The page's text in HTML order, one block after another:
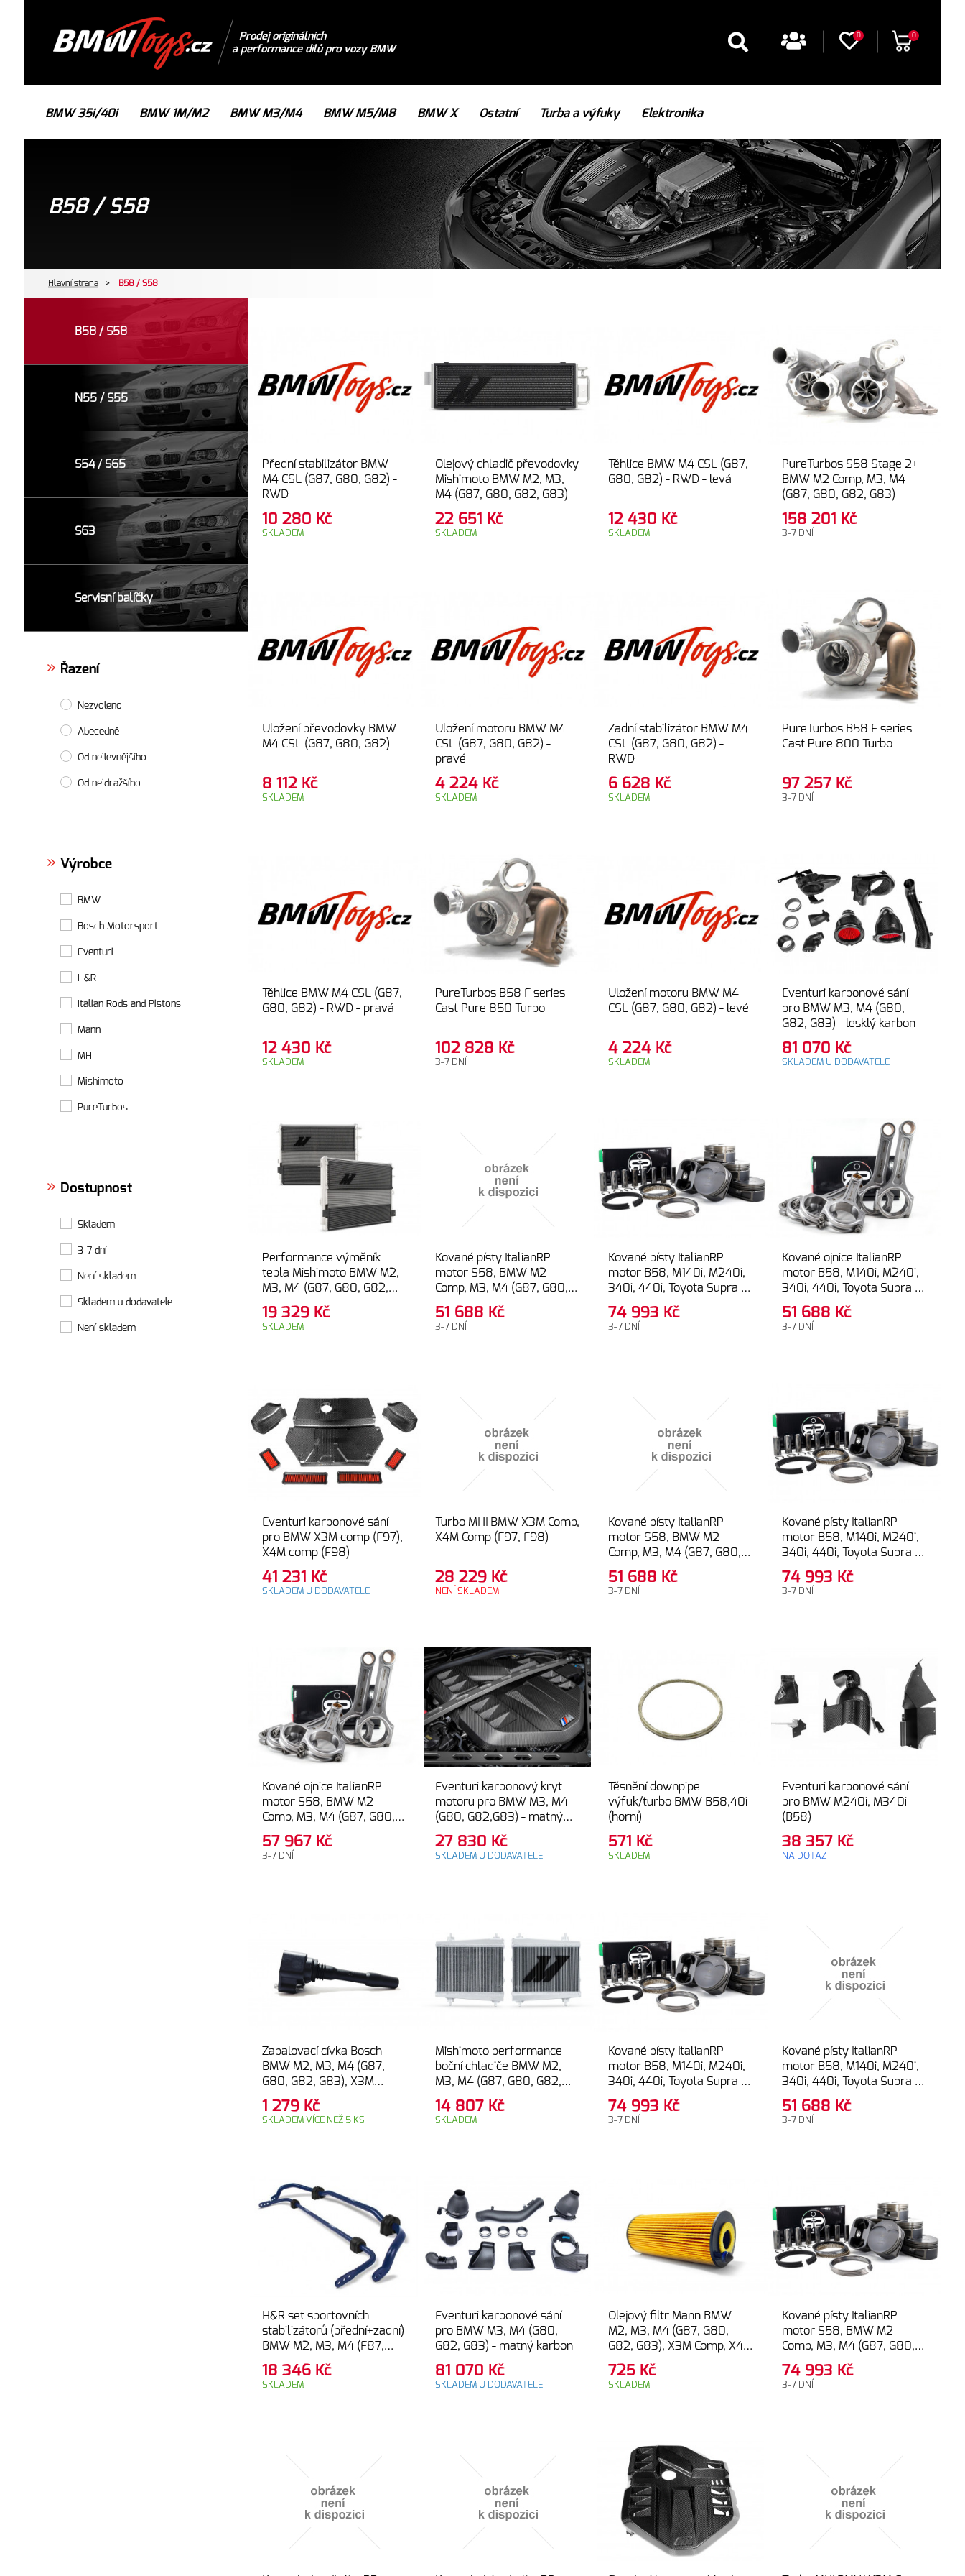
Prodej originálních
a performance dílů pro vozy BMW
0 0
BMW 35i/40i BMW 1M/M2 BMW M3/M4 BMW M5/M8 BMW X Ostatní Turba a výfuky Elektronika
B58 / S58
Hlavní strana > B58 / S58
Přední stabilizátor BMW
M4 CSL (G87, G80, G82) -
RWD
10 280 Kč
SKLADEM
Olejový chladič převodovky
Mishimoto BMW M2, M3,
M4 (G87, G80, G82, G83)
22 651 Kč
SKLADEM
Těhlice BMW M4 CSL (G87,
G80, G82) - RWD - levá
12 430 Kč
SKLADEM
PureTurbos S58 Stage 2+
BMW M2 Comp, M3, M4
(G87, G80, G82, G83)
158 201 Kč
3-7 DNÍ
Uložení převodovky BMW
M4 CSL (G87, G80, G82)
8 112 Kč
SKLADEM
Uložení motoru BMW M4
CSL (G87, G80, G82) -
pravé
4 224 Kč
SKLADEM
Zadní stabilizátor BMW M4
CSL (G87, G80, G82) -
RWD
6 628 Kč
SKLADEM
PureTurbos B58 F series
Cast Pure 800 Turbo
97 257 Kč
3-7 DNÍ
Těhlice BMW M4 CSL (G87,
G80, G82) - RWD - pravá
12 430 Kč
SKLADEM
PureTurbos B58 F series
Cast Pure 850 Turbo
102 828 Kč
3-7 DNÍ
Uložení motoru BMW M4
CSL (G87, G80, G82) - levé
4 224 Kč
SKLADEM
Eventuri karbonové sání
pro BMW M3, M4 (G80,
G82, G83) - lesklý karbon
81 070 Kč
SKLADEM U DODAVATELE
Performance výměník
tepla Mishimoto BMW M2,
M3, M4 (G87, G80, G82,
19 329 Kč
SKLADEM
Kované písty ItalianRP
motor S58, BMW M2
Comp, M3, M4 (G87, G80,
G82, G83), X3M comp, X4M
comp (F97, F98) –
84.00mm (8.80:1),
51 688 Kč
3-7 DNÍ
Kované písty ItalianRP
motor B58, M140i, M240i,
340i, 440i, Toyota Supra –
82.00mm (10.00:1),
PLATINUM line
74 993 Kč
3-7 DNÍ
Kované ojnice ItalianRP
motor B58, M140i, M240i,
340i, 440i, Toyota Supra -
GOLDEN line
51 688 Kč
3-7 DNÍ
Eventuri karbonové sání
pro BMW X3M comp (F97),
X4M comp (F98)
41 231 Kč
SKLADEM U DODAVATELE
Turbo MHI BMW X3M Comp,
X4M Comp (F97, F98)
28 229 Kč
NENÍ SKLADEM
Kované písty ItalianRP
motor S58, BMW M2
Comp, M3, M4 (G87, G80,
G82, G83), X3M comp, X4M
comp (F97, F98) –
84.00mm (OEM), GOLDEN
51 688 Kč
3-7 DNÍ
Kované písty ItalianRP
motor B58, M140i, M240i,
340i, 440i, Toyota Supra –
82.00mm (9.50:1),
PLATINUM line
74 993 Kč
3-7 DNÍ
Kované ojnice ItalianRP
motor S58, BMW M2
Comp, M3, M4 (G87, G80,
G82, G83), X3M comp, X4M
comp (F97, F98) – GOLDEN
line
57 967 Kč
3-7 DNÍ
Eventuri karbonový kryt
motoru pro BMW M3, M4
(G80, G82,G83) - matný
karbon
27 830 Kč
SKLADEM U DODAVATELE
Těsnění downpipe
výfuk/turbo BMW B58,40i
(horní)
571 Kč
SKLADEM
Eventuri karbonové sání
pro BMW M240i, M340i
(B58)
38 357 Kč
NA DOTAZ
Zapalovací cívka Bosch
BMW M2, M3, M4 (G87,
G80, G82, G83), X3M
Comp, X4M Comp (F97,
F98)
1 279 Kč
SKLADEM VÍCE NEŽ 5 KS
Mishimoto performance
boční chladiče BMW M2,
M3, M4 (G87, G80, G82,
14 807 Kč
SKLADEM
Kované písty ItalianRP
motor B58, M140i, M240i,
340i, 440i, Toyota Supra –
82.00mm (OEM),
PLATINUM line
74 993 Kč
3-7 DNÍ
Kované písty ItalianRP
motor B58, M140i, M240i,
340i, 440i, Toyota Supra –
82.00mm (10.00:1),
GOLDEN line
51 688 Kč
3-7 DNÍ
H&R set sportovních
stabilizátorů (přední+zadní)
BMW M2, M3, M4 (F87,
F80, F82, F83)
18 346 Kč
SKLADEM
Eventuri karbonové sání
pro BMW M3, M4 (G80,
G82, G83) - matný karbon
81 070 Kč
SKLADEM U DODAVATELE
Olejový filtr Mann BMW
M2, M3, M4 (G87, G80,
G82, G83), X3M Comp, X4M
Comp (F97, F98)
725 Kč
SKLADEM
Kované písty ItalianRP
motor S58, BMW M2
Comp, M3, M4 (G87, G80,
G82, G83), X3M comp, X4M
comp (F97, F98) –
84.00mm (8.80:1),
74 993 Kč
3-7 DNÍ
B58 / S58
N55 / S55
S54 / S65
S63
Servisní balíčky
Řazení
Nezvoleno
Abecedně
Od nejlevnějšího
Od nejdražšího
Výrobce
BMW
Bosch Motorsport
Eventuri
H&R
Italian Rods and Pistons
Mann
MHI
Mishimoto
PureTurbos
Dostupnost
Skladem
3-7 dní
Není skladem
Skladem u dodavatele
Není skladem